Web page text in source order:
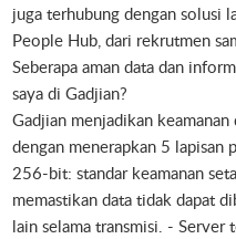
juga terhubung dengan solusi
People Hub, dari rekrutmen
Seberapa aman data dan
saya di Gadjian?
Gadjian menjadikan
dengan menerapkan 5 lapisan
256-bit: standar keamanan
memastikan data tidak dapat
lain selama transmisi. - Server